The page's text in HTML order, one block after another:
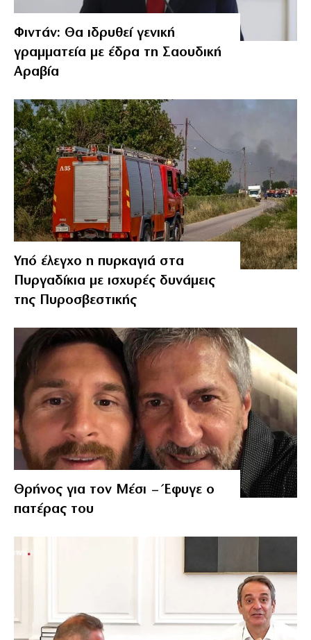
Φιντάν: Θα ιδρυθεί γενική
γραμματεία με έδρα τη Σαουδική
Αραβία
Υπό έλεγχο η πυρκαγιά στα
Πυργαδίκια με ισχυρές δυνάμεις
της Πυροσβεστικής
Θρήνος για τον Μέσι – Έφυγε ο
πατέρας του